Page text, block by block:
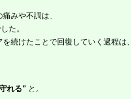
みや不調は、
た。
続けたことで回復していく過程は、
れる” と。